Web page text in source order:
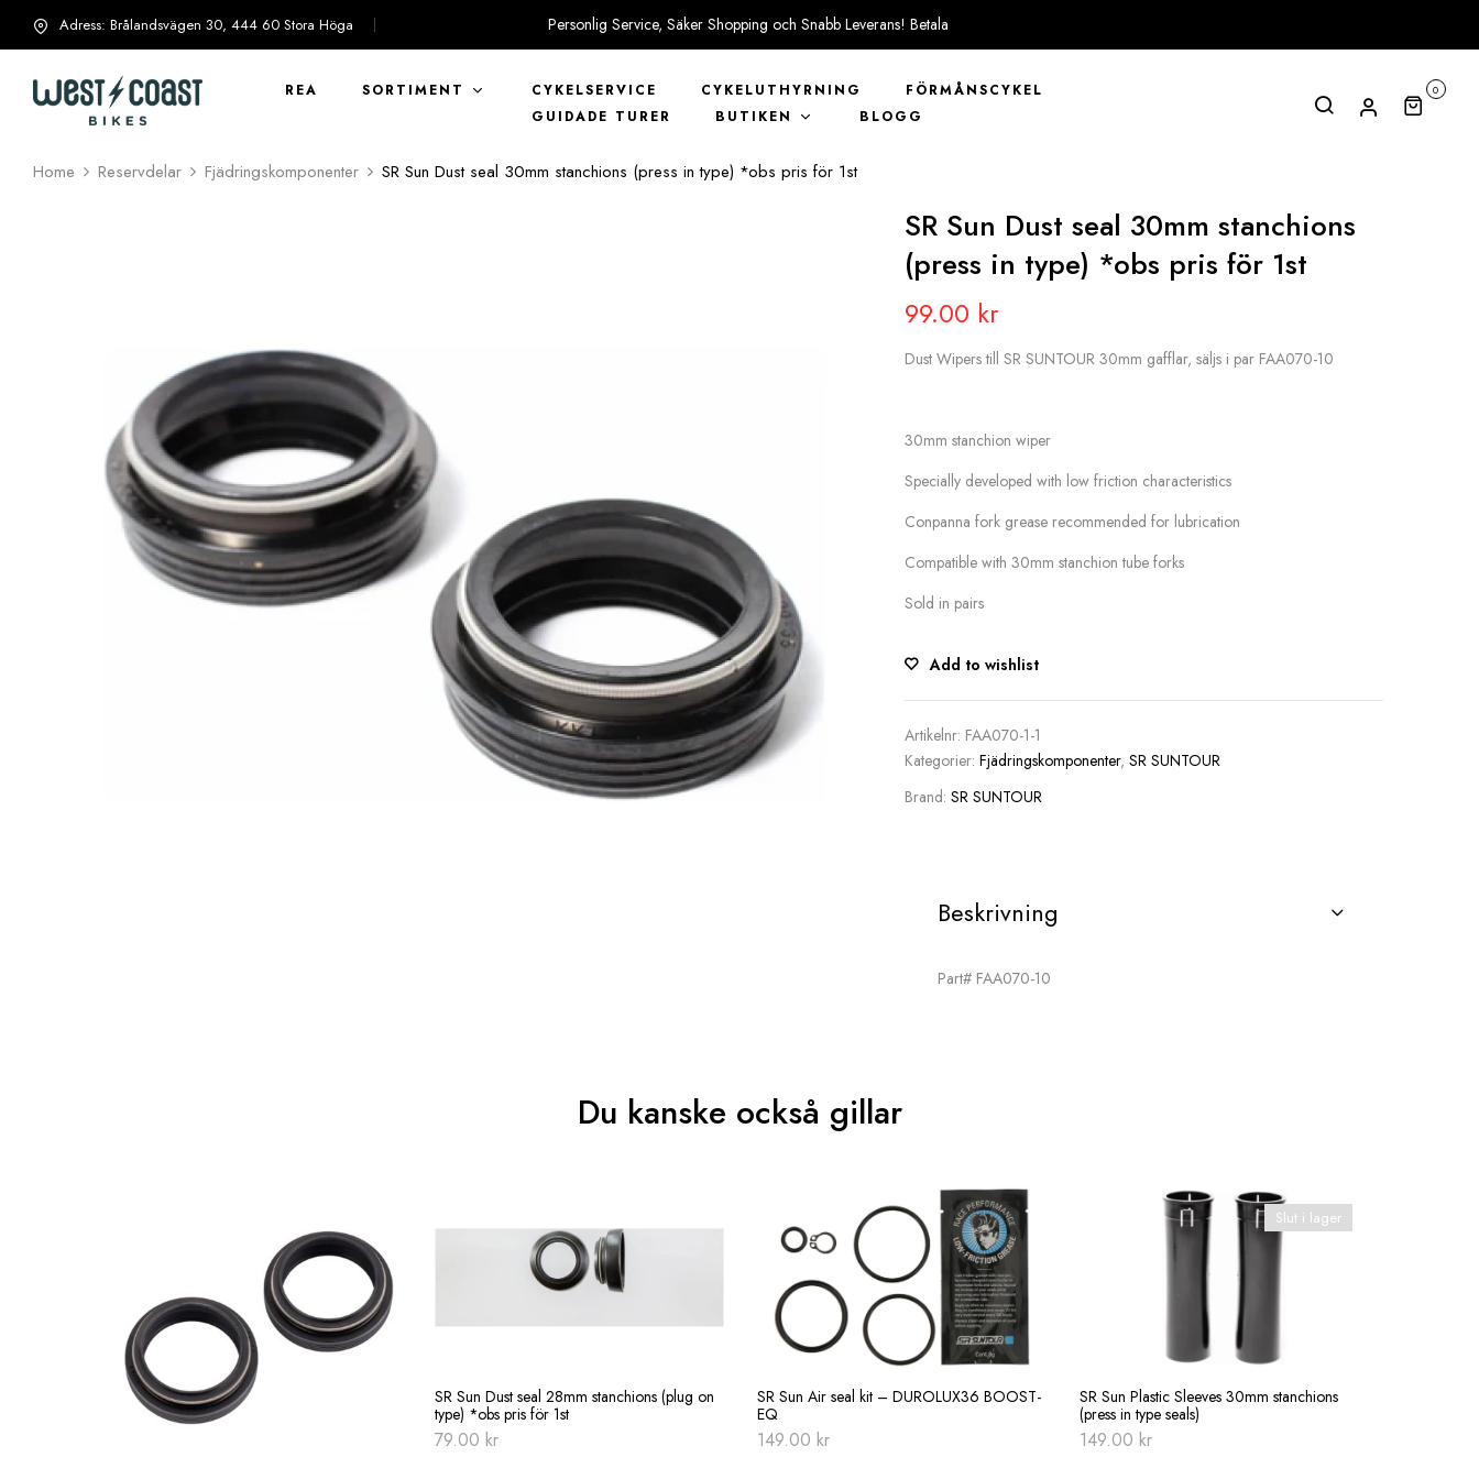
Adress: Brålandsvägen 30, 444 60 Stora Höga
info@westcoastbikes.se
Personlig Service, Säker Shopping och Snabb Leverans! Betala
REA SORTIMENT CYKELSERVICE CYKELUTHYRNING
FÖRMÅNSCYKEL
GUIDADE TURER
BUTIKEN BLOGG
0
Home Reservdelar Fjädringskomponenter SR Sun Dust seal 30mm stanchions (press in type) *obs pris för 1st
SR Sun Dust seal 30mm stanchions
(press in type) *obs pris för 1st
99.00 kr
Dust Wipers till SR SUNTOUR 30mm gafflar, säljs i par FAA070-10
30mm stanchion wiper
Specially developed with low friction characteristics
Conpanna fork grease recommended for lubrication
Compatible with 30mm stanchion tube forks
Sold in pairs
Add to wishlist
Artikelnr: FAA070-1-1
Kategorier: Fjädringskomponenter, SR SUNTOUR
Brand: SR SUNTOUR
Beskrivning
Part# FAA070-10
Du kanske också gillar
SR Sun Dust seal 28mm stanchions (plug on
type) *obs pris för 1st
79.00 kr
SR Sun Air seal kit – DUROLUX36 BOOST-
EQ
149.00 kr
Slut i lager
SR Sun Plastic Sleeves 30mm stanchions
(press in type seals)
149.00 kr